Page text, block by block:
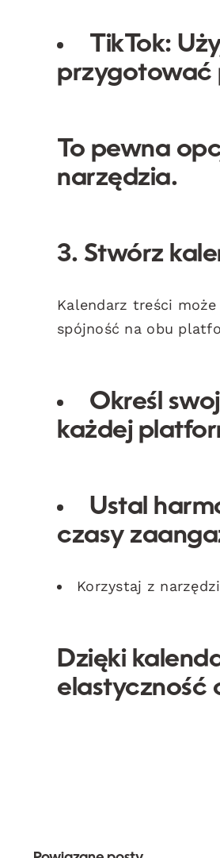
TikTok:
przygotować
To pewna
narzędzia.
3. Stwórz
Kalendarz treści
spójność na obu
Określ
każdej
Ustal
czasy
Korzystaj z
Dzięki
elastyczność